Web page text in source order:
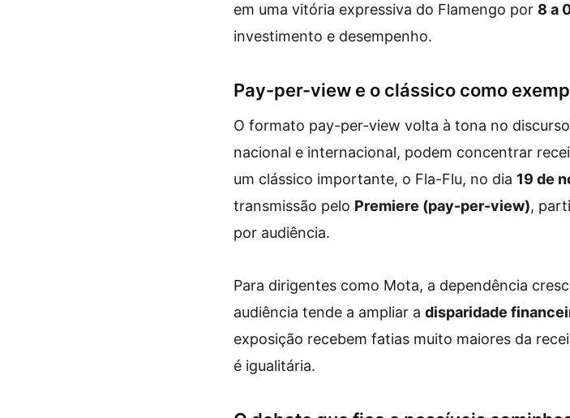
em uma vitória expressiva do Flamengo por 8 a
investimento e desempenho.
Pay-per-view e o clássico como
O formato pay-per-view volta à tona no
nacional e internacional, podem concentrar
um clássico importante, o Fla-Flu, no dia 19 de
transmissão pelo Premiere (pay-per-view),
por audiência.
Para dirigentes como Mota, a dependência
audiência tende a ampliar a disparidade
exposição recebem fatias muito maiores da
é igualitária.